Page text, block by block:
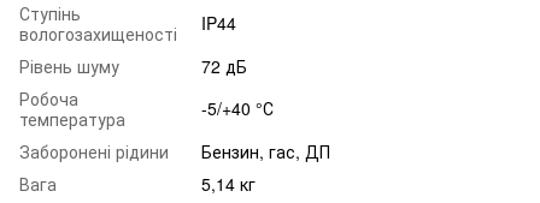
Ступінь
вологозахищеності
IP44
Рівень шуму
72 дБ
Робоча
температура
-5/+40 °С
Заборонені рідини
Бензин, гас, ДП
Вага
5,14 кг